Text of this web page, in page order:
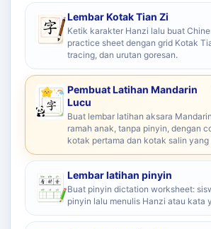
Lembar Kotak Tian Zi
Ketik karakter Hanzi lalu buat
practice sheet dengan grid Kotak
tracing, dan urutan goresan.
Pembuat Latihan Mandarin
Lucu
Buat lembar latihan aksara
ramah anak, tanpa pinyin, dengan
kotak pertama dan kotak salin yang
Lembar latihan pinyin
Buat pinyin dictation worksheet:
pinyin lalu menulis Hanzi atau kata